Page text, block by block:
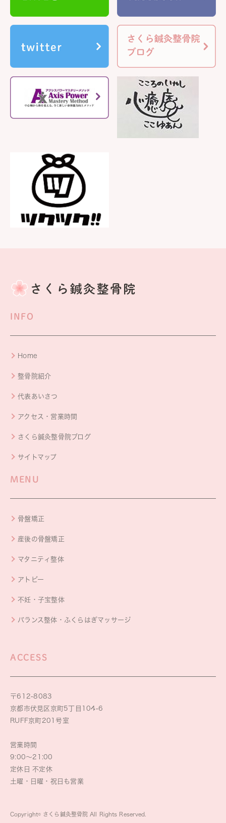
INFO
Home
整骨院紹介
代表あいさつ
アクセス・営業時間
さくら鍼灸整骨院ブログ
サイトマップ
MENU
骨盤矯正
産後の骨盤矯正
マタニティ整体
アトピー
不妊・子宝整体
バランス整体・ふくらはぎマッサージ
ACCESS
〒612-8083
京都市伏見区京町5丁目104-6
RUFF京町201号室
営業時間
9:00～21:00
定休日 不定休
土曜・日曜・祝日も営業
Copyright© さくら鍼灸整骨院 All Rights Reserved.